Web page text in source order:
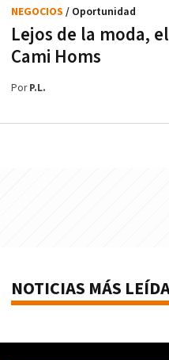
Lejos de la moda,
Cami Homs
NEGOCIOS / Oportunidad
PorP.L.
NOTICIAS MÁS